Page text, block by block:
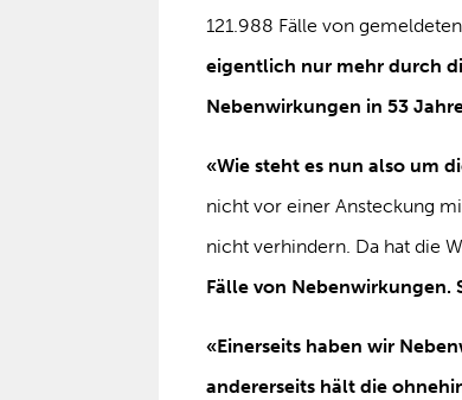
121.988 Fälle von
eigentlich nur mehr durch
Nebenwirkungen in 53
«Wie steht es nun also um
nicht vor einer Ansteckung
nicht verhindern. Da hat die
Fälle von Nebenwirkungen.
«Einerseits haben wir
andererseits hält die